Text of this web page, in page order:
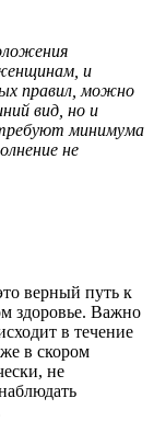
и
правил, можно
вид, но и
минимума
не
верный путь к
здоровье. Важно
в течение
в скором
не